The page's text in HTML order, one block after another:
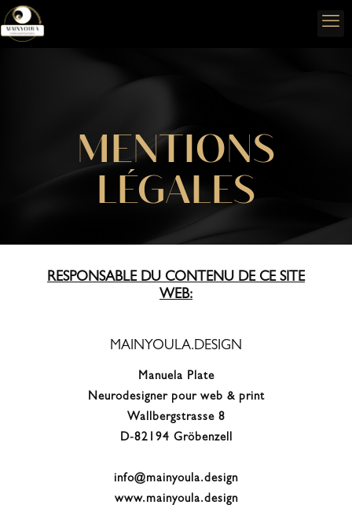
MENTIONS
LÉGALES
RESPONSABLE DU CONTENU DE CE SITE
WEB:
MAINYOULA.DESIGN
Manuela Plate
Neurodesigner pour web & print
Wallbergstrasse 8
D-82194 Gröbenzell
info@mainyoula.design
www.mainyoula.design